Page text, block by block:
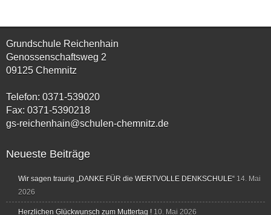
Grundschule Reichenhain
Genossenschaftsweg 2
09125 Chemnitz
Telefon: 0371-539020
Fax: 0371-5390218
gs-reichenhain@schulen-chemnitz.de
Neueste Beiträge
Wir sagen traurig „DANKE FÜR die WERTVOLLE DENKSCHULE“ 14. Mai
2026
Herzlichen Glückwunsch zum Muttertag ! 10. Mai 2026